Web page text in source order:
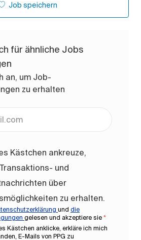
Job speichern
für ähnliche Jobs
an, um Job-
zu erhalten
Kästchen ankreuze,
und
über
zu erhalten.
und die
gelesen und akzeptiere sie *
Kästchen anklicke, erkläre ich mich
E-Mails von PPG zu